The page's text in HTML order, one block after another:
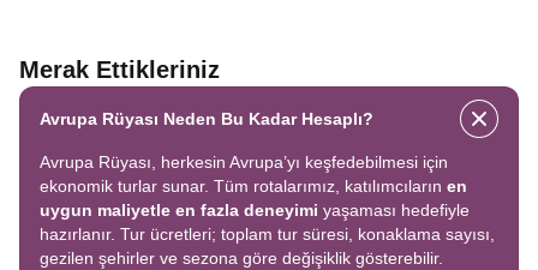
Merak Ettikleriniz
Avrupa Rüyası Neden Bu Kadar Hesaplı?
Avrupa Rüyası, herkesin Avrupa’yı keşfedebilmesi için
ekonomik turlar sunar. Tüm rotalarımız, katılımcıların en
uygun maliyetle en fazla deneyimi yaşaması hedefiyle
hazırlanır. Tur ücretleri; toplam tur süresi, konaklama sayısı,
gezilen şehirler ve sezona göre değişiklik gösterebilir.